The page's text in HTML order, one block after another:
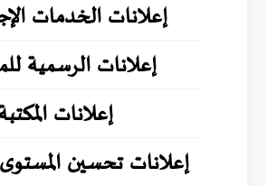
إعلانات الخدمات
إعلانات الرسمية
إعلانات
إعلانات تحسين